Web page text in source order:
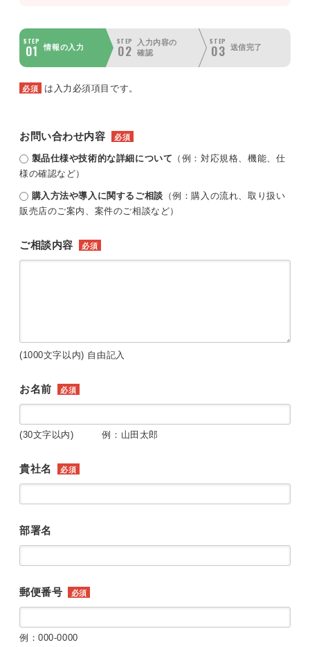
STEP
01 情報の入力
STEP
02
入力内容の
確認
STEP
03 送信完了
必須 は入力必須項目です。
お問い合わせ内容 必須
製品仕様や技術的な詳細について （例：対応規格、機能、仕
様の確認など）
購入方法や導入に関するご相談 （例：購入の流れ、取り扱い
販売店のご案内、案件のご相談など）
ご相談内容 必須
(1000文字以内) 自由記入
お名前 必須
(30文字以内) 例：山田太郎
貴社名 必須
部署名
郵便番号 必須
例：000-0000